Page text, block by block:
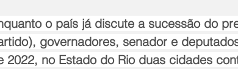
o país já discute a sucessão do
governadores, senador e
2022, no Estado do Rio duas cidades